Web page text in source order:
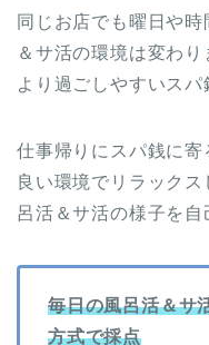
同じお店でも曜日や
＆サ活の環境は変わ
より過ごしやすいスパ
仕事帰りにスパ銭に寄
良い環境でリラック
呂活＆サ活の様子を自
毎日の風呂活＆サ
方式で採点